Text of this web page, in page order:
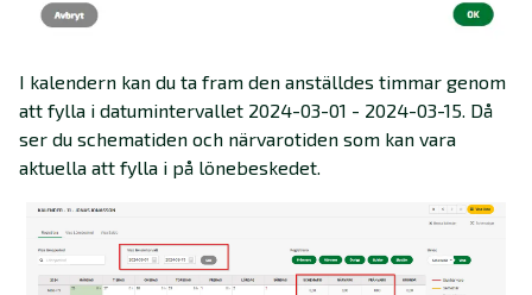
I kalendern kan du ta fram den anställdes timmar genom
att fylla i datumintervallet 2024-03-01 - 2024-03-15. Då
ser du schematiden och närvarotiden som kan vara
aktuella att fylla i på lönebeskedet.